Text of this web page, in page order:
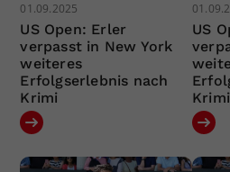
01.09.2025
US Open: Erler
verpasst in New York
weiteres
Erfolgserlebnis nach
Krimi
US
Krimi